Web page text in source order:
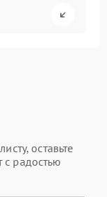
оставьте
радостью